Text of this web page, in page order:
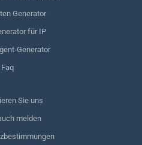
Generator
für IP
Generator
Faq
Sie uns
melden